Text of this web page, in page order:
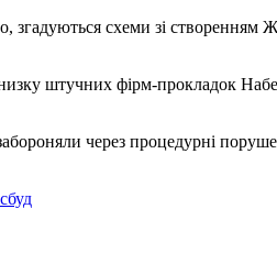
згадуються схеми зі створенням
штучних фірм-прокладок
через процедурні